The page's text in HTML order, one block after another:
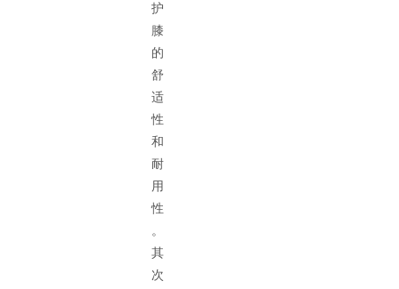
护
膝
的
舒
适
性
和
耐
用
性
。
其
次